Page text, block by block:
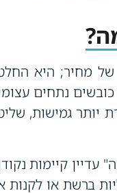
של מחיר; היא
נתחים
יותר גמישות,
קיימות
ברשת או לקנות